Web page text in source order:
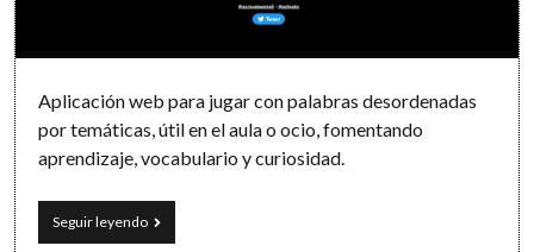
Aplicación web para jugar con palabras desordenadas
por temáticas, útil en el aula o ocio, fomentando
aprendizaje, vocabulario y curiosidad.
Seguir leyendoUn
juego